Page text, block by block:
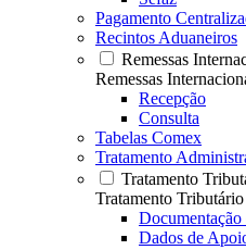
Pagamento
Recintos Aduaneiros
Remessas
Remessas
Recepção
Consulta
Tabelas Comex
Tratamento
Tratamento
Tratamento Tributário
Dados de